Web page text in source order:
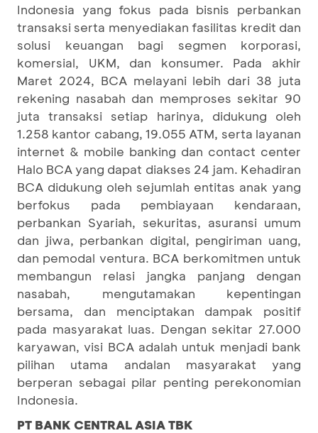
Indonesia yang fokus pada bisnis perbankan
transaksi serta menyediakan fasilitas kredit dan
solusi keuangan bagi segmen korporasi,
komersial, UKM, dan konsumer. Pada akhir
Maret 2024, BCA melayani lebih dari 38 juta
rekening nasabah dan memproses sekitar 90
juta transaksi setiap harinya, didukung oleh
1.258 kantor cabang, 19.055 ATM, serta layanan
internet & mobile banking dan contact center
Halo BCA yang dapat diakses 24 jam. Kehadiran
BCA didukung oleh sejumlah entitas anak yang
berfokus pada pembiayaan kendaraan,
perbankan Syariah, sekuritas, asuransi umum
dan jiwa, perbankan digital, pengiriman uang,
dan pemodal ventura. BCA berkomitmen untuk
membangun relasi jangka panjang dengan
nasabah, mengutamakan kepentingan
bersama, dan menciptakan dampak positif
pada masyarakat luas. Dengan sekitar 27.000
karyawan, visi BCA adalah untuk menjadi bank
pilihan utama andalan masyarakat yang
berperan sebagai pilar penting perekonomian
Indonesia.
PT BANK CENTRAL ASIA TBK